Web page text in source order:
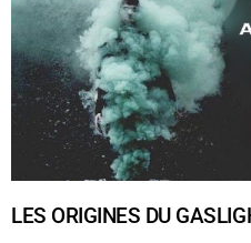
LES ORIGINES DU